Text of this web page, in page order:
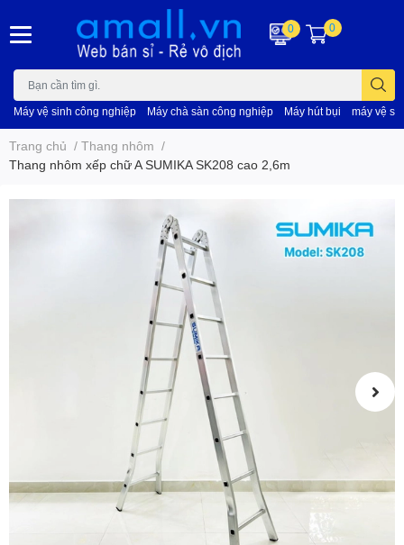
Máy vệ sinh công nghiệp Máy chà sàn công nghiệp Máy hút bụi máy vệ
0 0
Trang chủ / Thang nhôm /
Thang nhôm xếp chữ A SUMIKA SK208 cao 2,6m